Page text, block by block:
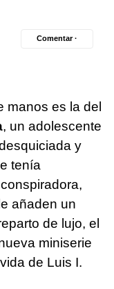
Comentar ·
manos es la del
, un adolescente
y
tenía
añaden un
de lujo, el
miniserie
de Luis I.